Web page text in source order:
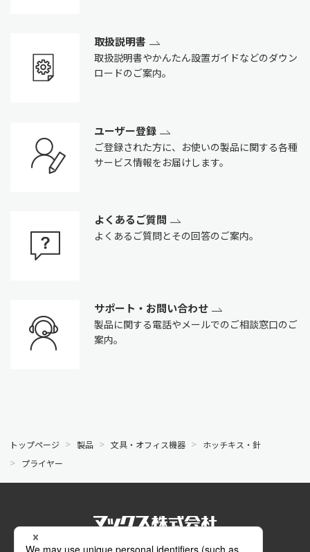
取扱説明書
取扱説明書やかんたん設置ガイドなどのダウン
ロードのご案内。
ユーザー登録
ご登録された方に、お使いの製品に関する各種
サービス情報をお届けします。
よくあるご質問
よくあるご質問とその回答のご案内。
サポート・お問い合わせ
製品に関する電話やメールでのご相談窓口のご
案内。
トップページ 製品 文具・オフィス機器
ホッチキス・針
プライヤー